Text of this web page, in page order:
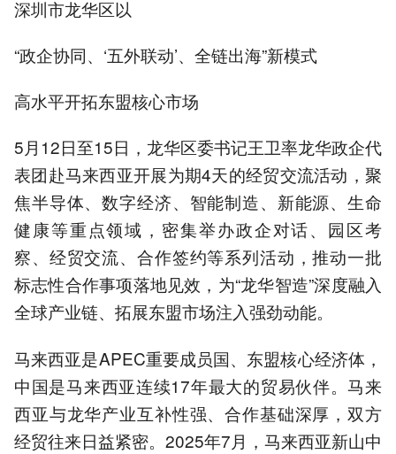
深圳市龙华区以
“政企协同、‘五外联动’、全链出海”新模式
高水平开拓东盟核心市场
5月12日至15日，龙华区委书记王卫率龙华政企代
表团赴马来西亚开展为期4天的经贸交流活动，聚
焦半导体、数字经济、智能制造、新能源、生命
健康等重点领域，密集举办政企对话、园区考
察、经贸交流、合作签约等系列活动，推动一批
标志性合作事项落地见效，为“龙华智造”深度融入
全球产业链、拓展东盟市场注入强劲动能。
马来西亚是APEC重要成员国、东盟核心经济体，
中国是马来西亚连续17年最大的贸易伙伴。马来
西亚与龙华产业互补性强、合作基础深厚，双方
经贸往来日益紧密。2025年7月，马来西亚新山中